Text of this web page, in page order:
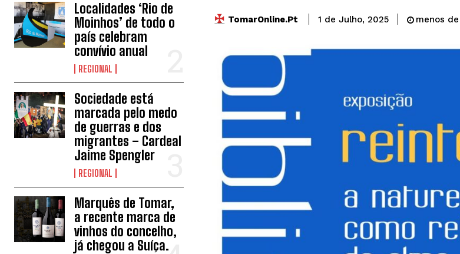
Localidades ‘Rio de
Moinhos’ de todo o
país celebram
convívio anual
REGIONAL
Sociedade está
marcada pelo medo
de guerras e dos
migrantes – Cardeal
Jaime Spengler
REGIONAL
Marquês de Tomar,
a recente marca de
vinhos do concelho,
já chegou a Suíça.
TomarOnline.pt 1 de Julho, 2025 menos de